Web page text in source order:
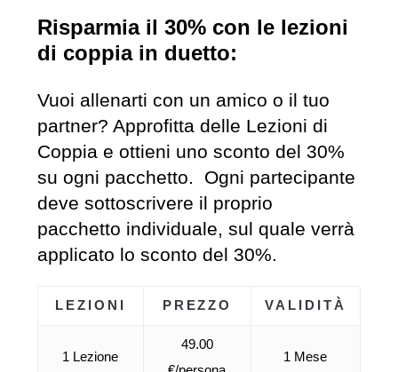
Risparmia il 30% con le lezioni
di coppia in duetto:
Vuoi allenarti con un amico o il tuo
partner? Approfitta delle Lezioni di
Coppia e ottieni uno sconto del 30%
su ogni pacchetto. Ogni partecipante
deve sottoscrivere il proprio
pacchetto individuale, sul quale verrà
applicato lo sconto del 30%.
LEZIONI PREZZO VALIDITÀ
1 Lezione
49.00
1 Mese